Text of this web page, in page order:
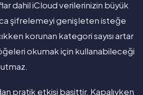
dahil iCloud verilerinizin büyük
şifrelemeyi genişleten isteğe
korunan kategori sayısı artar
okumak için kullanabileceği
pratik etkisi basittir. Kapalıyken